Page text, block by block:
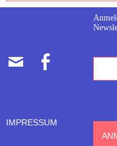
FACEBOOK
IMPRESSUM